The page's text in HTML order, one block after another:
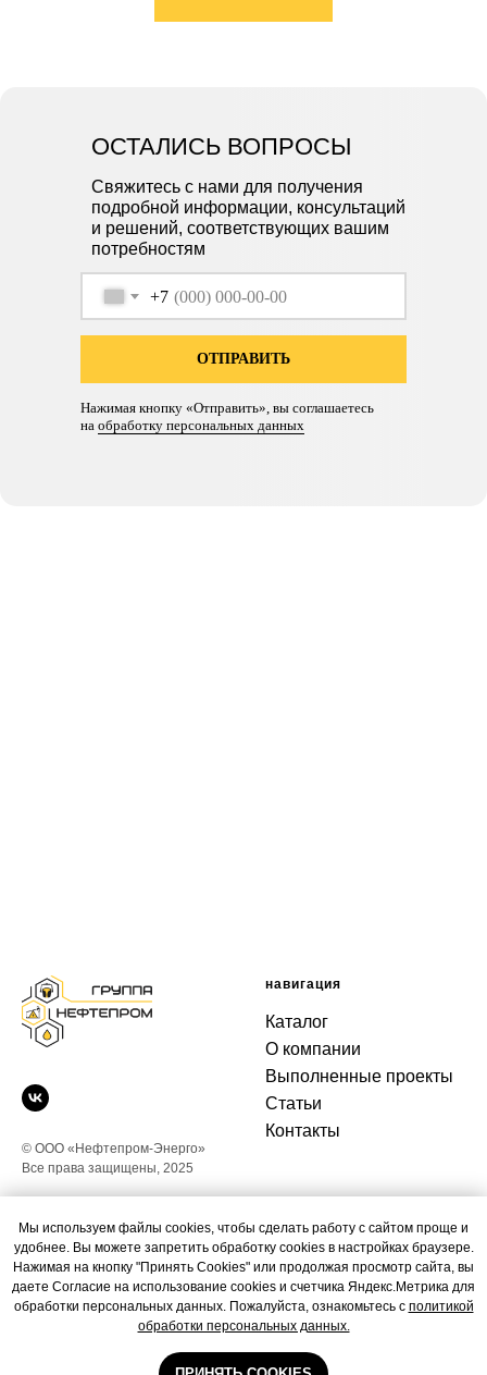
Свяжитесь с нами для получения
подробной информации, консультаций
и решений, соответствующих вашим
потребностям
ОСТАЛИСЬ ВОПРОСЫ
+7
ОТПРАВИТЬ
Нажимая кнопку «Отправить», вы соглашаетесь
на обработку персональных данных
© ООО «Нефтепром-Энерго»
Все права защищены, 2025
навигация
Каталог
О компании
Выполненные проекты
Статьи
Контакты
контакты
+7 (3412) 651-951
trade@nefteprom.pro
426006, Ижевск, ул.
Новоажимова, 3
Мы используем файлы cookies, чтобы сделать работу с сайтом проще и
удобнее. Вы можете запретить обработку cookies в настройках браузере.
Нажимая на кнопку "Принять Cookies" или продолжая просмотр сайта, вы
даете Согласие на использование cookies и счетчика Яндекс.Метрика для
обработки персональных данных. Пожалуйста, ознакомьтесь с политикой
обработки персональных данных.